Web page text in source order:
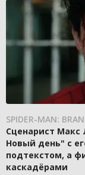
SPIDER-MAN:
Сценарист Макс
Новый день" с
подтекстом, а
каскадёрами